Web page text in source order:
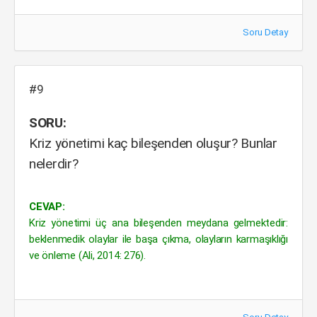
Soru Detay
#9
SORU:
Kriz yönetimi kaç bileşenden oluşur? Bunlar
nelerdir?
CEVAP:
Kriz yönetimi üç ana bileşenden meydana gelmektedir:
beklenmedik olaylar ile başa çıkma, olayların karmaşıklığı
ve önleme (Ali, 2014: 276).